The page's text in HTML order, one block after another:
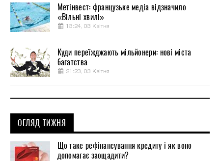
Метінвест: французьке медіа відзначило
«Вільні хвилі»
13:24, 03 Квітня
Куди переїжджають мільйонери: нові міста
багатства
21:23, 03 Квітня
ОГЛЯД ТИЖНЯ
Що таке рефінансування кредиту і як воно
допомагає заощадити?